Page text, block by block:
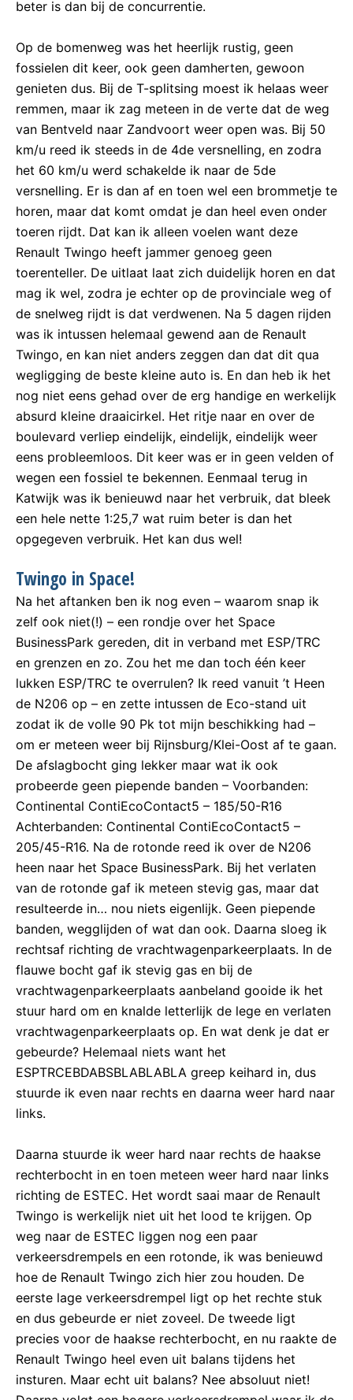
beter is dan bij de concurrentie.
Op de bomenweg was het heerlijk rustig, geen
fossielen dit keer, ook geen damherten, gewoon
genieten dus. Bij de T-splitsing moest ik helaas weer
remmen, maar ik zag meteen in de verte dat de weg
van Bentveld naar Zandvoort weer open was. Bij 50
km/u reed ik steeds in de 4de versnelling, en zodra
het 60 km/u werd schakelde ik naar de 5de
versnelling. Er is dan af en toen wel een brommetje te
horen, maar dat komt omdat je dan heel even onder
toeren rijdt. Dat kan ik alleen voelen want deze
Renault Twingo heeft jammer genoeg geen
toerenteller. De uitlaat laat zich duidelijk horen en dat
mag ik wel, zodra je echter op de provinciale weg of
de snelweg rijdt is dat verdwenen. Na 5 dagen rijden
was ik intussen helemaal gewend aan de Renault
Twingo, en kan niet anders zeggen dan dat dit qua
wegligging de beste kleine auto is. En dan heb ik het
nog niet eens gehad over de erg handige en werkelijk
absurd kleine draaicirkel. Het ritje naar en over de
boulevard verliep eindelijk, eindelijk, eindelijk weer
eens probleemloos. Dit keer was er in geen velden of
wegen een fossiel te bekennen. Eenmaal terug in
Katwijk was ik benieuwd naar het verbruik, dat bleek
een hele nette 1:25,7 wat ruim beter is dan het
opgegeven verbruik. Het kan dus wel!
Twingo in Space!
Na het aftanken ben ik nog even – waarom snap ik
zelf ook niet(!) – een rondje over het Space
BusinessPark gereden, dit in verband met ESP/TRC
en grenzen en zo. Zou het me dan toch één keer
lukken ESP/TRC te overrulen? Ik reed vanuit ’t Heen
de N206 op – en zette intussen de Eco-stand uit
zodat ik de volle 90 Pk tot mijn beschikking had –
om er meteen weer bij Rijnsburg/Klei-Oost af te gaan.
De afslagbocht ging lekker maar wat ik ook
probeerde geen piepende banden – Voorbanden:
Continental ContiEcoContact5 – 185/50-R16
Achterbanden: Continental ContiEcoContact5 –
205/45-R16. Na de rotonde reed ik over de N206
heen naar het Space BusinessPark. Bij het verlaten
van de rotonde gaf ik meteen stevig gas, maar dat
resulteerde in… nou niets eigenlijk. Geen piepende
banden, wegglijden of wat dan ook. Daarna sloeg ik
rechtsaf richting de vrachtwagenparkeerplaats. In de
flauwe bocht gaf ik stevig gas en bij de
vrachtwagenparkeerplaats aanbeland gooide ik het
stuur hard om en knalde letterlijk de lege en verlaten
vrachtwagenparkeerplaats op. En wat denk je dat er
gebeurde? Helemaal niets want het
ESPTRCEBDABSBLABLABLA greep keihard in, dus
stuurde ik even naar rechts en daarna weer hard naar
links.
Daarna stuurde ik weer hard naar rechts de haakse
rechterbocht in en toen meteen weer hard naar links
richting de ESTEC. Het wordt saai maar de Renault
Twingo is werkelijk niet uit het lood te krijgen. Op
weg naar de ESTEC liggen nog een paar
verkeersdrempels en een rotonde, ik was benieuwd
hoe de Renault Twingo zich hier zou houden. De
eerste lage verkeersdrempel ligt op het rechte stuk
en dus gebeurde er niet zoveel. De tweede ligt
precies voor de haakse rechterbocht, en nu raakte de
Renault Twingo heel even uit balans tijdens het
insturen. Maar echt uit balans? Nee absoluut niet!